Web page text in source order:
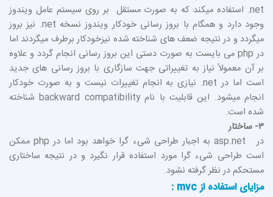
net. استفاده میکند که به صورت مستقل بر روی سیستم عامل ویندوز
وجود دارد و همگام با بروز رسانی خودکار ویندوز نسخه net. نیز بروز
میگردد و در نتیجه ضعف های شناخته شده نیزخودکار برطرف میگردند اما
در php می بایست به صورت دستی این بروز رسانی انجام گردد و علاوه
بر آن معمولاً نیاز به تغییراتی جهت سازگاری با بروز رسانی های جدید
است اما در net. نیازی به انجام تغییرات نیست و به صورت خودکار
انجام میشود. این قابلیت با نام backward compatibility شناخته
شده است.
۳- ساختار
در asp.net به اجبار طراحی شیء گرا خواهد بود اما در php ممکن
است طراحی شیء گرا مورد استفاده قرار نگیرد و در نتیجه ساختاری
مستحکم در نظر گرفته نشود.
مزایای استفاده از mvc :